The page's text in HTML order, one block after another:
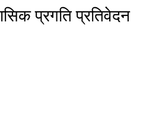
प्रगति प्रतिवेदन